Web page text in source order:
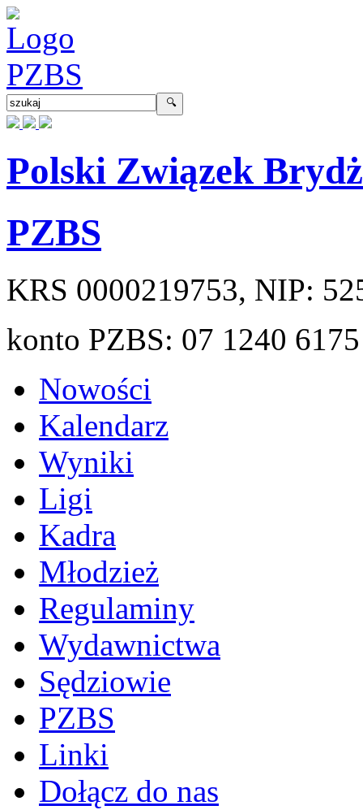
Polski Związek
PZBS
KRS 0000219753, NIP:
konto PZBS: 07 1240
Nowości
Kalendarz
Wyniki
Ligi
Kadra
Młodzież
Regulaminy
Wydawnictwa
Sędziowie
PZBS
Linki
Dołącz do nas